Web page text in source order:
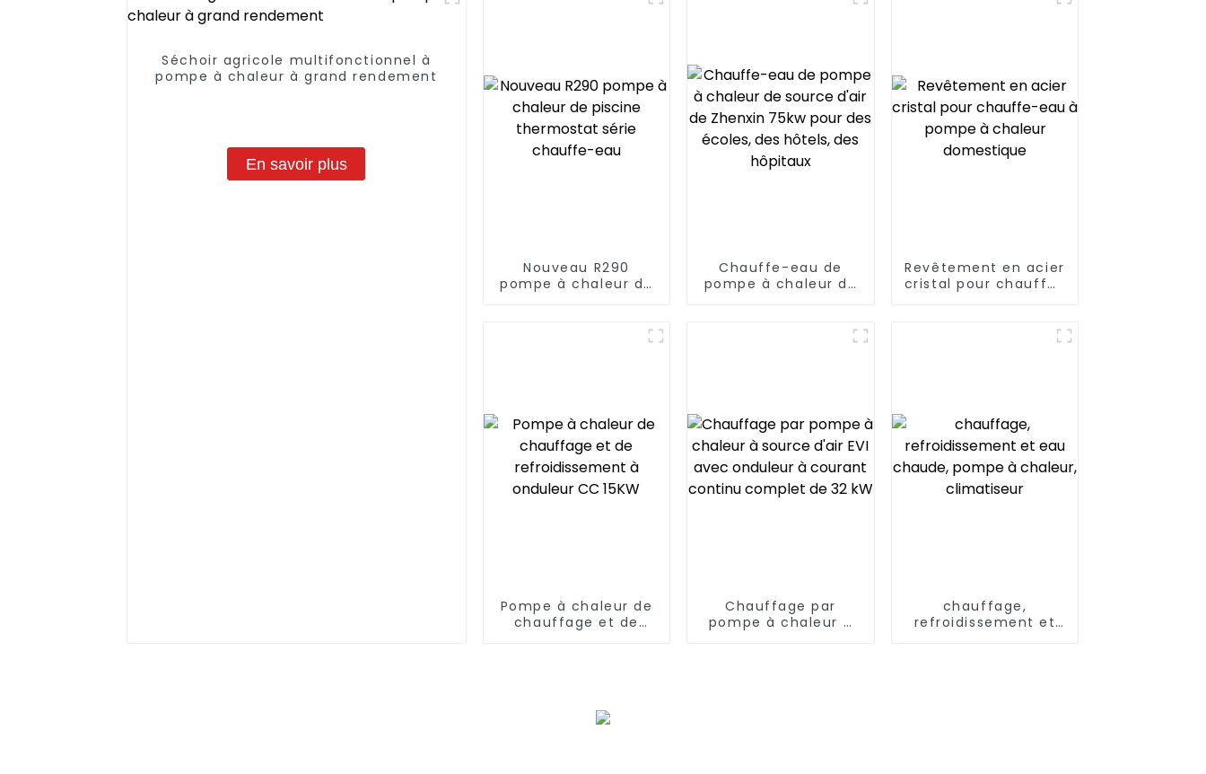
Séchoir agricole multifonctionnel à
pompe à chaleur à grand rendement
En savoir plus
Nouveau R290
pompe à chaleur de
Chauffe-eau de
pompe à chaleur de
hôtels, des hôpitaux
Revêtement en acier
cristal pour chauffe-
Pompe à chaleur de
chauffage et de
Chauffage par
pompe à chaleur à
chauffage,
refroidissement et